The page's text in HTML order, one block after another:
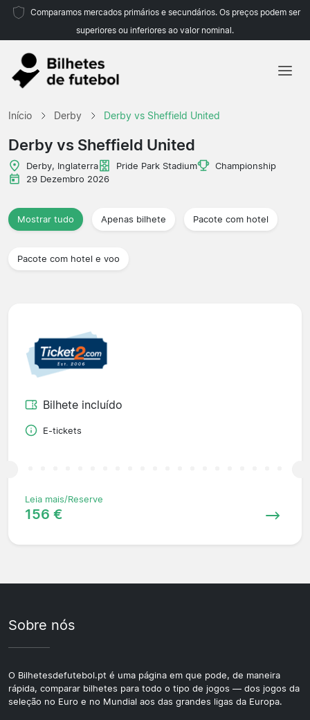
Comparamos mercados primários e secundários. Os preços podem ser
superiores ou inferiores ao valor nominal.
Início Derby Derby vs Sheffield United
Derby vs Sheffield United
Derby, Inglaterra Pride Park Stadium
Championship
29 Dezembro 2026
Mostrar tudo Apenas bilhete Pacote com hotel
Pacote com hotel e voo
Bilhete incluído
E-tickets
Leia mais/Reserve
156 €
Sobre nós
O Bilhetesdefutebol.pt é uma página em que pode, de maneira
rápida, comparar bilhetes para todo o tipo de jogos — dos jogos da
seleção no Euro e no Mundial aos das grandes ligas da Europa.